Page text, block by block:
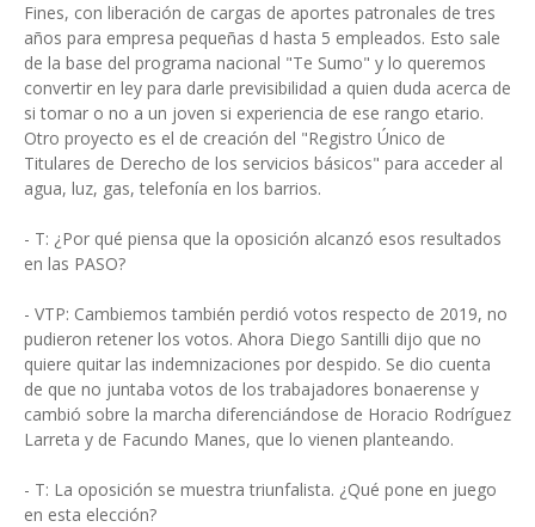
Fines, con liberación de cargas de aportes patronales de tres
años para empresa pequeñas d hasta 5 empleados. Esto sale
de la base del programa nacional "Te Sumo" y lo queremos
convertir en ley para darle previsibilidad a quien duda acerca de
si tomar o no a un joven si experiencia de ese rango etario.
Otro proyecto es el de creación del "Registro Único de
Titulares de Derecho de los servicios básicos" para acceder al
agua, luz, gas, telefonía en los barrios.
- T: ¿Por qué piensa que la oposición alcanzó esos resultados
en las PASO?
- VTP: Cambiemos también perdió votos respecto de 2019, no
pudieron retener los votos. Ahora Diego Santilli dijo que no
quiere quitar las indemnizaciones por despido. Se dio cuenta
de que no juntaba votos de los trabajadores bonaerense y
cambió sobre la marcha diferenciándose de Horacio Rodríguez
Larreta y de Facundo Manes, que lo vienen planteando.
- T: La oposición se muestra triunfalista. ¿Qué pone en juego
en esta elección?